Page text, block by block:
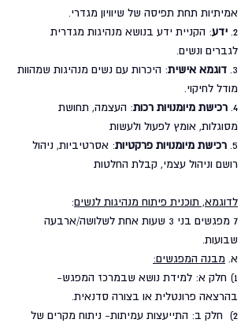
אמיתיות תחת תפיסה של שיוויון מגדרי.
2. ידע: הקניית ידע בנושא מנהיגות מגדרית
לגברים ונשים.
3. דוגמא אישית: היכרות עם נשים מנהיגות שמהוות
מודל לחיקוי.
4. רכישת מיומנויות רכות: העצמה, תחושת
מסוגלות, אומץ לפעול ולעשות
5. רכישת מיומנויות פרקטיות: אסרטיביות, ניהול
רושם וניהול עצמי, קבלת החלטות
לדוגמא, תוכנית פיתוח מנהיגות לנשים:
7 מפגשים בני 3 שעות אחת לשלושה/ארבעה
שבועות.
א. מבנה המפגשים:
1) חלק א: למידת נושא שבמרכז המפגש-
בהרצאה פרונטלית או בצורה סדנאית.
2)  חלק ב: התייעצות עמיתות- ניתוח מקרים של